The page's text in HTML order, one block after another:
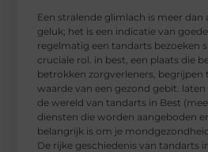
Een stralende glimlach is meer dan
geluk; het is een indicatie van
regelmatig een tandarts bezoeken
cruciale rol. in best, een plaats die
betrokken zorgverleners, begrijpen
waarde van een gezond gebit.
de wereld van tandarts in Best
diensten die worden aangeboden
belangrijk is om je
De rijke geschiedenis van tandarts